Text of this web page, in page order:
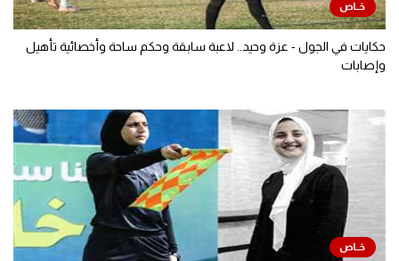
حكايات في الجول - عزة وحيد.. لاعبة سابقة وحكم ساحة وأخصائية تأهيل
وإصابات